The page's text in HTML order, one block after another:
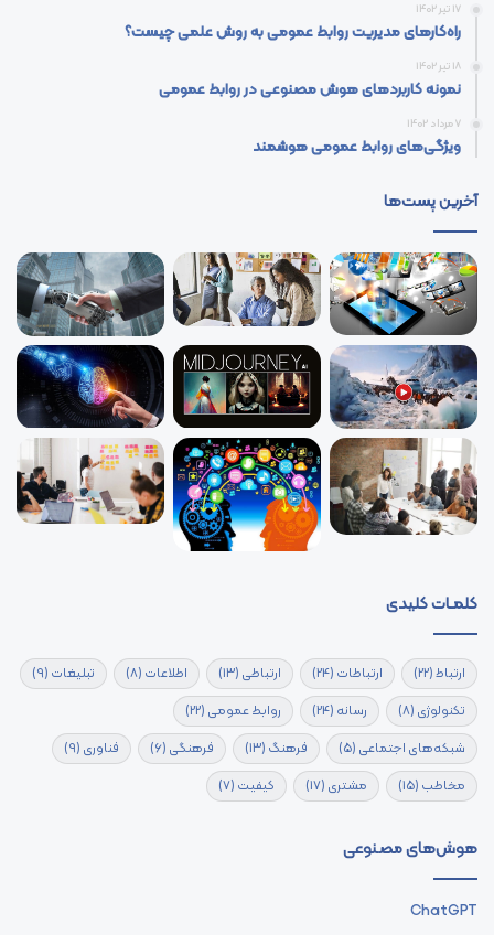
17 تیر 1402
راه‌کارهای مدیریت روابط عمومی به روش علمی چیست؟
18 تیر 1402
نمونه کاربردهای هوش مصنوعی در روابط عمومی
7 مرداد 1402
ویژگی‌های روابط عمومی هوشمند
آخرین پست‌ها
کلمـات کلیدی
ارتباط(22) ارتباطات (24) ارتباطی (13) اطلاعات (8) تبلیغات (9)
تکنولوژی (8) رسانه (24) روابط عمومی (22)
شبکه‌های اجتماعی (5) فرهنگ (13) فرهنگی (6) فناوری (9)
مخاطب (15) مشتری (17) کیفیت (7)
هوش‌های مصنوعی
ChatGPT